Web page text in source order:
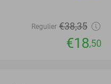
Regulier €38,35
€18,50